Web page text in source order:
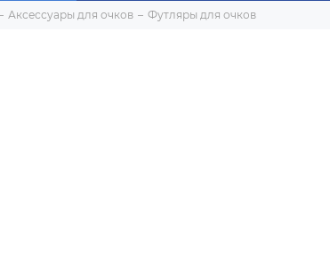
Аксессуары для очков Футляры для очков